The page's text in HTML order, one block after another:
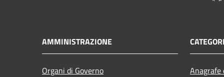
AMMINISTRAZIONE
Organi di Governo